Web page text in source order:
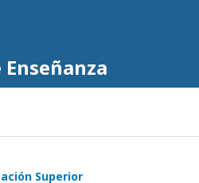
Superior